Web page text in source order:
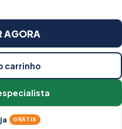
AGORA
carrinho
GRÁTIS